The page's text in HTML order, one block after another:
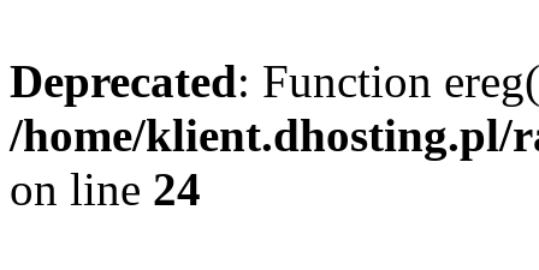
Deprecated: Function
/home/klient.dhosting.pl/
on line 24